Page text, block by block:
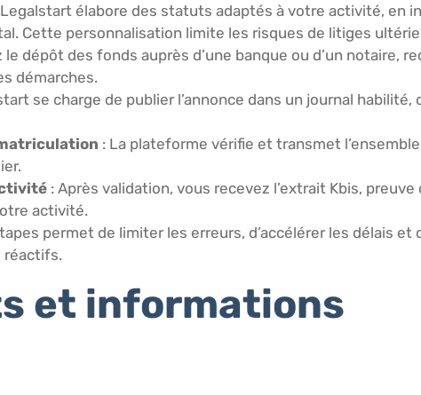
élabore des statuts adaptés à votre activité, en
Cette personnalisation limite les risques de litiges
dépôt des fonds auprès d’une banque ou d’un notaire,
démarches.
se charge de publier l’annonce dans un journal habilité,
: La plateforme vérifie et transmet
: Après validation, vous recevez l’extrait Kbis, preuve
activité.
permet de limiter les erreurs, d’accélérer les délais et
réactifs.
et informations